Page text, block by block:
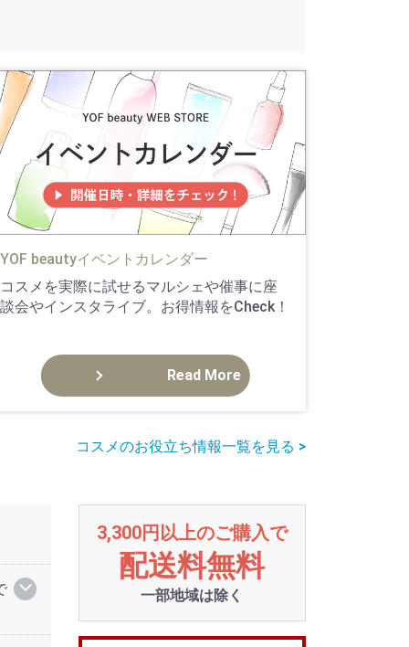
YOF beautyイベントカレンダー
コスメを実際に試せるマルシェや催事に座
談会やインスタライブ。お得情報をCheck！
Read More
コスメのお役立ち情報一覧を見る >
3,300円以上のご購入で
配送料無料
一部地域は除く